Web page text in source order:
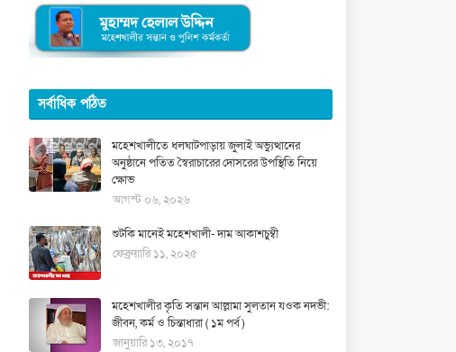
সর্বাধিক পঠিত
মহেশখালীতে ধলঘাটপাড়ায় জুলাই অভ্যুত্থানের
অনুষ্ঠানে পতিত স্বৈরাচারের দোসরের উপস্থিতি নিয়ে
ক্ষোভ
আগস্ট ০৬, ২০২৬
শুটকি মানেই মহেশখালী- দাম আকাশচুম্বী
ফেব্রুয়ারি ১১, ২০২৫
মহেশখালীর কৃতি সন্তান আল্লামা সুলতান যওক নদভী:
জীবন, কর্ম ও চিন্তাধারা ( ১ম পর্ব )
জানুয়ারি ১৩, ২০১৭